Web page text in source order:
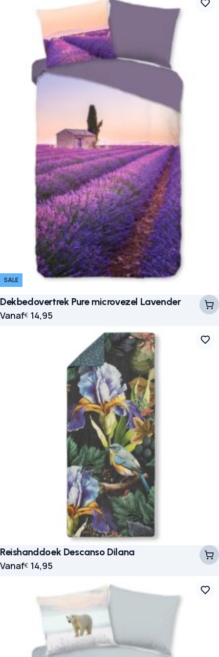
SALE
Dekbedovertrek Pure microvezel Lavender
Vanaf€ 14,95
Reishanddoek Descanso Dilana
Vanaf€ 14,95